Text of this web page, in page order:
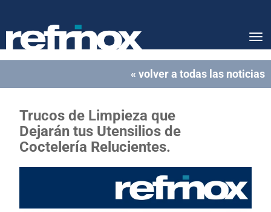
« volver a todas las noticias
Trucos de Limpieza que
Dejarán tus Utensilios de
Coctelería Relucientes.